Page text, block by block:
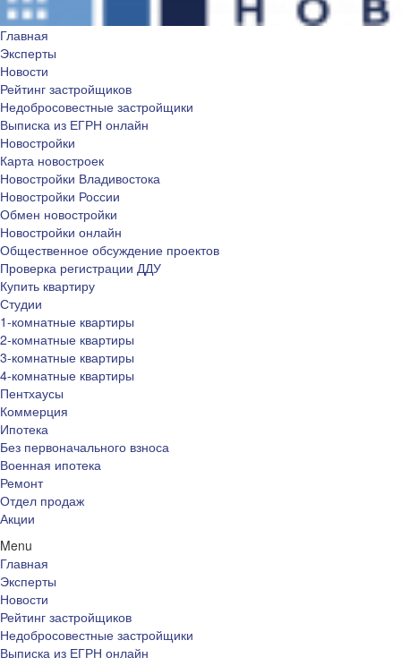
Главная
Эксперты
Новости
Рейтинг застройщиков
Недобросовестные застройщики
Выписка из ЕГРН онлайн
Новостройки
Карта новостроек
Новостройки Владивостока
Новостройки России
Обмен новостройки
Новостройки онлайн
Общественное обсуждение проектов
Проверка регистрации ДДУ
Купить квартиру
Студии
1-комнатные квартиры
2-комнатные квартиры
3-комнатные квартиры
4-комнатные квартиры
Пентхаусы
Коммерция
Ипотека
Без первоначального взноса
Военная ипотека
Ремонт
Отдел продаж
Акции
Menu
Главная
Эксперты
Новости
Рейтинг застройщиков
Недобросовестные застройщики
Выписка из ЕГРН онлайн